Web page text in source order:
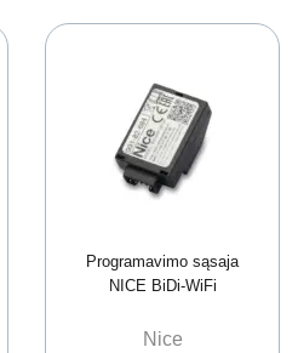
Programavimo sąsaja
NICE BiDi-WiFi
Nice